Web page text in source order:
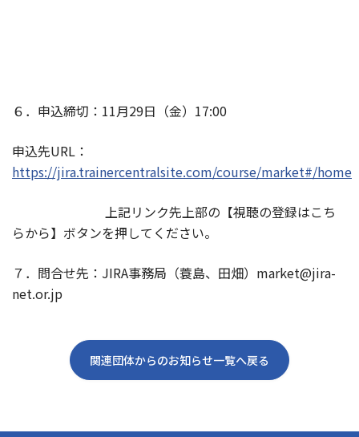
６．申込締切：11月29日（金）17:00
申込先URL ：
https://jira.trainercentralsite.com/course/market#/home
上記リンク先上部の【視聴の登録はこち
らから】ボタンを押してください。
７．問合せ先： JIRA事務局（蓑島、田畑） market@jira-
net.or.jp
関連団体からのお知らせ一覧へ戻る